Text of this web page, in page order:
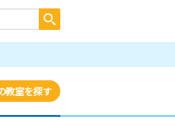
教室を探す